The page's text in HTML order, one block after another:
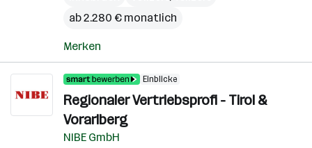
ab 2.280 € monatlich
Merken
Einblicke
Regionaler Vertriebsprofi - Tirol &
Vorarlberg
NIBE GmbH